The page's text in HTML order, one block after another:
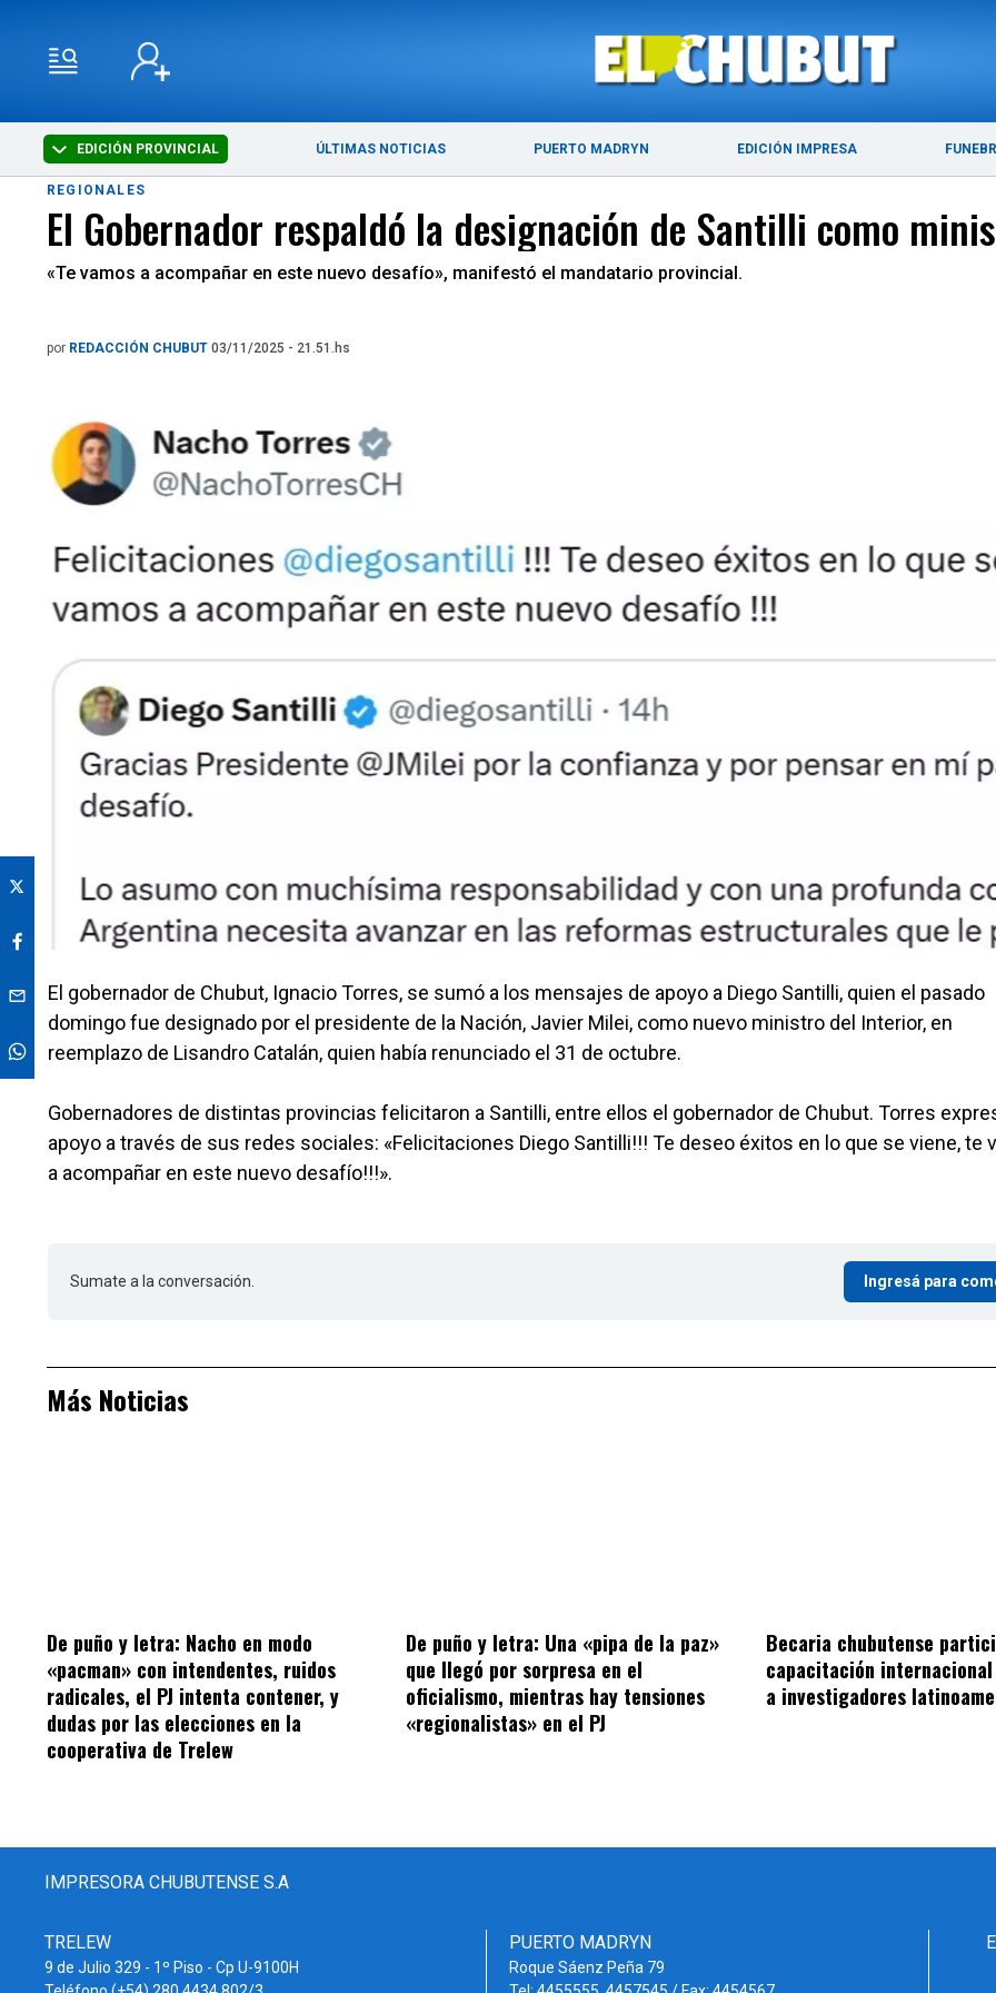
EDICIÓN PROVINCIAL ÚLTIMAS NOTICIAS PUERTO MADRYN EDICIÓN IMPRESA
ÚLTIMAS NOTICIAS PUERTO MADRYN
REGIONALES
El Gobernador respaldó la designación de Santilli como
«Te vamos a acompañar en este nuevo desafío», manifestó el mandatario provincial.
por REDACCIÓN CHUBUT 03/11/2025 - 21.51.hs
El gobernador de Chubut, Ignacio Torres, se sumó a los mensajes de apoyo a Diego Santilli, quien el pasado
domingo fue designado por el presidente de la Nación, Javier Milei, como nuevo ministro del Interior, en
reemplazo de Lisandro Catalán, quien había renunciado el 31 de octubre.
Gobernadores de distintas provincias felicitaron a Santilli, entre ellos el gobernador de Chubut. Torres
apoyo a través de sus redes sociales: «Felicitaciones Diego Santilli!!! Te deseo éxitos en lo que se viene, te
a acompañar en este nuevo desafío!!!».
Sumate a la conversación. Ingresá para
Más Noticias
De puño y letra: Nacho en modo
«pacman» con intendentes, ruidos
radicales, el PJ intenta contener, y
dudas por las elecciones en la
cooperativa de Trelew
De puño y letra: Una «pipa de la paz»
que llegó por sorpresa en el
oficialismo, mientras hay tensiones
«regionalistas» en el PJ
Becaria chubutense
capacitación
a investigadores
IMPRESORA CHUBUTENSE S.A
TRELEW
9 de Julio 329 - 1º Piso - Cp U-9100H
PUERTO MADRYN
Roque Sáenz Peña 79